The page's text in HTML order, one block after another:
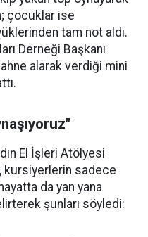
çocuklar ise
tam not aldı.
Derneği Başkanı
alarak verdiği mini
El İşleri Atölyesi
, kursiyerlerin sadece
da yan yana
şunları söyledi: